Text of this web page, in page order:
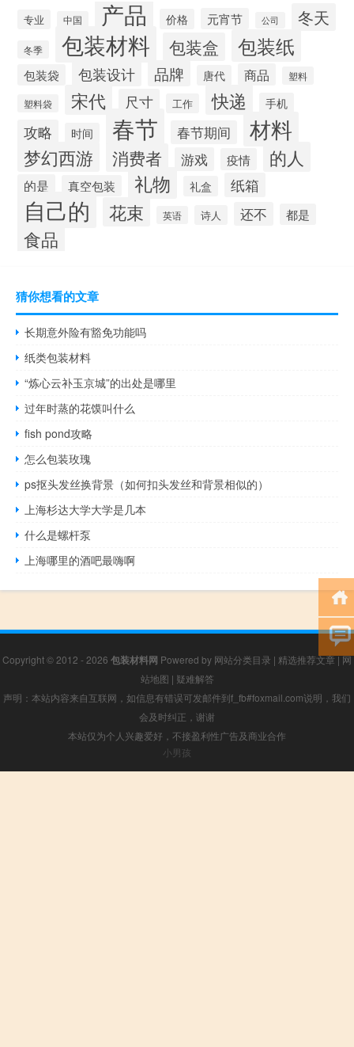
专业 中国 产品 价格 元宵节 公司 冬天
冬季 包装材料 包装盒 包装纸
包装袋 包装设计 品牌 唐代 商品 塑料
塑料袋 宋代 尺寸 工作 快递 手机
攻略 时间 春节 春节期间 材料
梦幻西游 消费者 游戏 疫情 的人
的是 真空包装 礼物 礼盒 纸箱
自己的 花束 英语 诗人 还不 都是
食品
猜你想看的文章
长期意外险有豁免功能吗
纸类包装材料
“炼心云补玉京城”的出处是哪里
过年时蒸的花馍叫什么
fish pond攻略
怎么包装玫瑰
ps抠头发丝换背景（如何扣头发丝和背景相似的）
上海杉达大学大学是几本
什么是螺杆泵
上海哪里的酒吧最嗨啊
Copyright © 2012 - 2026 包装材料网 Powered by 网站分类目录 | 精选推荐文章|网
站地图 | 疑难解答
声明：本站内容来自互联网，如信息有错误可发邮件到f_fb#foxmail.com说明，我们
会及时纠正，谢谢
本站仅为个人兴趣爱好，不接盈利性广告及商业合作
小男孩